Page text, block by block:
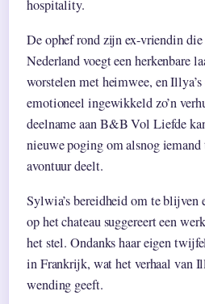
hospitality.
De ophef rond zijn ex-vriendin die
Nederland voegt een herkenbare
worstelen met heimwee, en
emotioneel ingewikkeld zo’n
deelname aan B&B Vol Liefde
nieuwe poging om alsnog iemand
avontuur deelt.
Sylwia’s bereidheid om te blijven
op het chateau suggereert een
het stel. Ondanks haar eigen
in Frankrijk, wat het verhaal van
wending geeft.